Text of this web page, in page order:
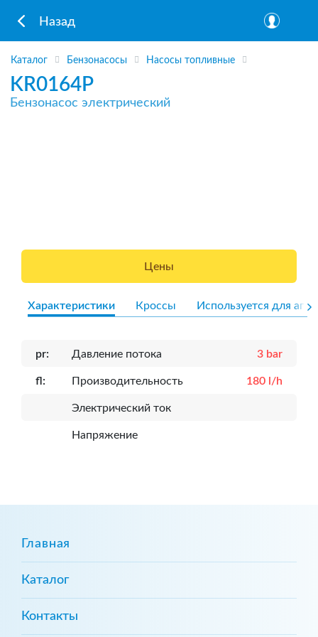
Назад
Каталог Бензонасосы Насосы топливные
KR0164P
Бензонасос электрический
Цены
Характеристики Кроссы Используется для
pr: Давление потока 3 bar
fl: Производительность 180 l/h
Электрический ток
Напряжение
Главная
Каталог
Контакты